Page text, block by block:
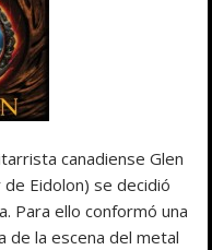
canadiense Glen
Eidolon) se decidió
Para ello conformó una
de la escena del metal